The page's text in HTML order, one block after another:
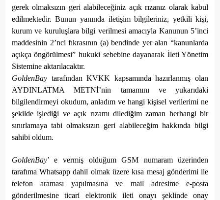
gerek olmaksızın geri alabileceğiniz açık rızanız olarak kabul
edilmektedir. Bunun yanında iletişim bilgileriniz, yetkili kişi,
kurum ve kuruluşlara bilgi verilmesi amacıyla Kanunun 5’inci
maddesinin 2’nci fıkrasının (a) bendinde yer alan “kanunlarda
açıkça öngörülmesi” hukuki sebebine dayanarak İleti Yönetim
Sistemine aktarılacaktır.
GoldenBaytarafından KVKK kapsamında hazırlanmış olan
AYDINLATMA METNİ’nin tamamını ve yukarıdaki
bilgilendirmeyi okudum, anladım ve hangi kişisel verilerimi ne
şekilde işlediği ve açık rızamı dilediğim zaman herhangi bir
sınırlamaya tabi olmaksızın geri alabileceğim hakkında bilgi
sahibi oldum.
GoldenBay’ e vermiş olduğum GSM numaram üzerinden
tarafımaWhatsapp dahil olmaküzere kısa mesaj gönderimi ile
telefon araması yapılmasına ve mail adresime e-posta
gönderilmesine ticari elektronik ileti onayı şeklinde onay